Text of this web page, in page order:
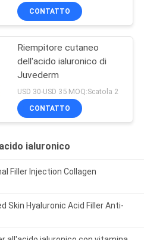
CONTATTO
Riempitore cutaneo
dell'acido ialuronico di
Juvederm
USD 30-USD 35 MOQ:Scatola 2
CONTATTO
ialuronico
Filler Injection Collagen
Skin Hyaluronic Acid Filler Anti-